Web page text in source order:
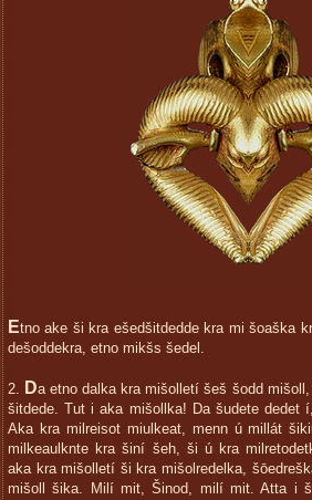
Etno ake ši kra ešedšitdedde kra mi šoaška
dešoddekra, etno mikšs šedel.
2. Da etno dalka kra mišolletí šeš šodd
šitdede. Tut i aka mišollka! Da šudete dedet
Aka kra milreisot miulkeat, menn ú millát
milkeaulknte kra šiní šeh, ši ú kra
aka kra mišolletí ši kra mišolredelka,
mišoll šika. Milí mit, Šinod, milí mit. Atta i